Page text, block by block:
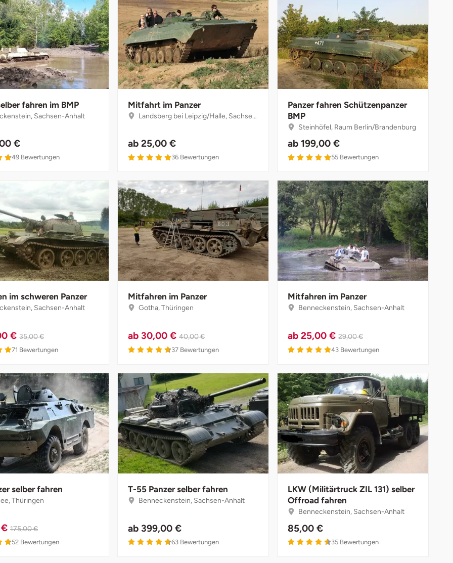
fahren im BMP
Sachsen-Anhalt
€
4.8 von 5
49 Bewertungen
Mitfahrt im Panzer
Landsberg bei Leipzig/Halle, Sachsen-Anhalt
ab 25,00 €
5 von 5
36 Bewertungen
Panzer fahren Schützenpanzer
BMP
Steinhöfel, Raum Berlin/Brandenburg
ab 199,00 €
4.9 von 5
55 Bewertungen
im schweren Panzer
Sachsen-Anhalt
€ 35,00 €
5 von 5
71 Bewertungen
Mitfahren im Panzer
Gotha, Thüringen
ab 30,00 € 40,00 €
4.7 von 5
37 Bewertungen
Mitfahren im Panzer
Benneckenstein, Sachsen-Anhalt
ab 25,00 € 29,00 €
5 von 5
43 Bewertungen
selber fahren
Thüringen
175,00 €
4.7 von 5
52 Bewertungen
T-55 Panzer selber fahren
Benneckenstein, Sachsen-Anhalt
ab 399,00 €
4.7 von 5
63 Bewertungen
LKW (Militärtruck ZIL 131) selber
Offroad fahren
Benneckenstein, Sachsen-Anhalt
85,00 €
4.5 von 5
35 Bewertungen